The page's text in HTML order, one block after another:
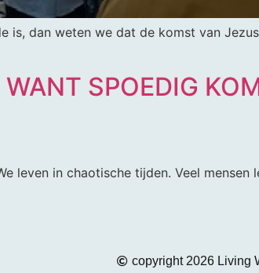
is, dan weten we dat de komst van
WANT SPOEDIG
leven in chaotische tijden. Veel
copyright 2026 Living